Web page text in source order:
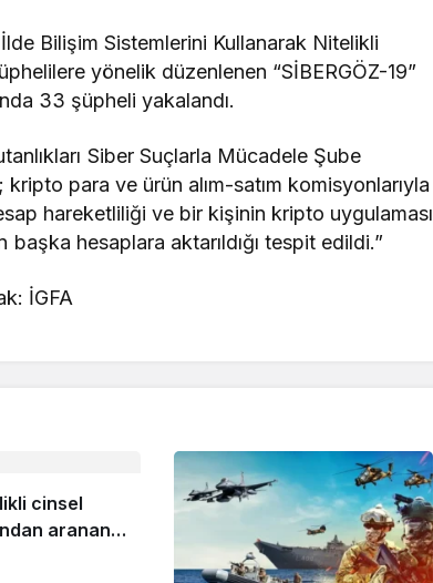
Bilişim Sistemlerini Kullanarak Nitelikli
yönelik düzenlenen “SİBERGÖZ-19”
33 şüpheli yakalandı.
Siber Suçlarla Mücadele Şube
para ve ürün alım-satım komisyonlarıyla
hareketliliği ve bir kişinin kripto uygulaması
başka hesaplara aktarıldığı tespit edildi.”
İGFA
cinsel
aranan